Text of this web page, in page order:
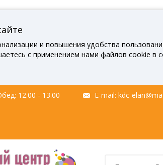
и повышения удобства
с применением нами файлов cookie в
12.00 - 13.00 E-mail: kdc-